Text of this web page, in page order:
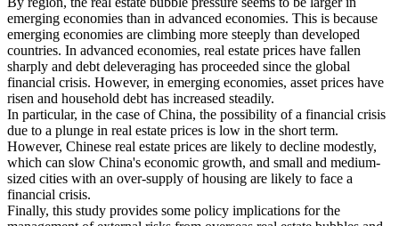
emerging economies than in advanced economies. This is because
emerging economies are climbing more steeply than developed
countries. In advanced economies, real estate prices have fallen
sharply and debt deleveraging has proceeded since the global
financial crisis. However, in emerging economies, asset prices have
risen and household debt has increased steadily.
In particular, in the case of China, the possibility of a financial crisis
due to a plunge in real estate prices is low in the short term.
However, Chinese real estate prices are likely to decline modestly,
which can slow China's economic growth, and small and medium-
sized cities with an over-supply of housing are likely to face a
financial crisis.
Finally, this study provides some policy implications for the